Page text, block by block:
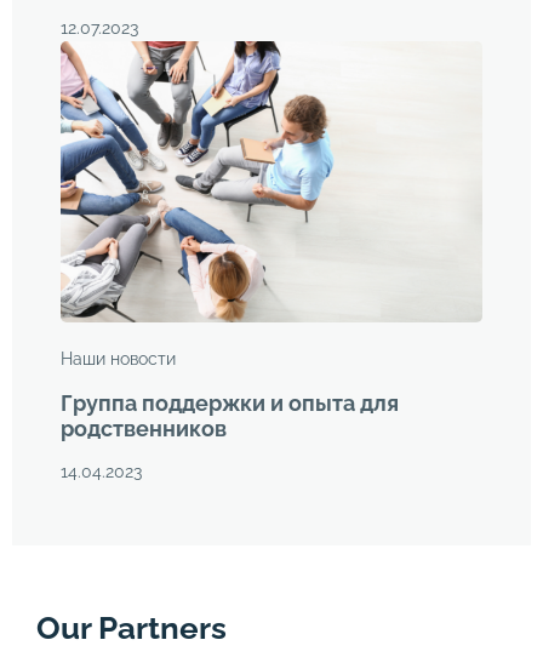
12.07.2023
Наши новости
Группа поддержки и опыта для
родственников
14.04.2023
Our Partners